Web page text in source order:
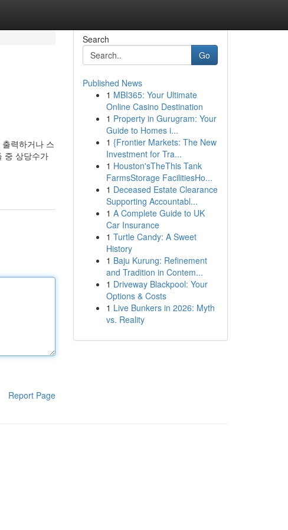
력하거나 스
중 상당수가
Report Page
Search
Go
Published News
1 MBI365: Your Ultimate
Online Casino Destination
1 Property in Gurugram: Your
Guide to Homes i...
1 {Frontier Markets: The New
Investment for Tra...
1 Houston'sTheThis Tank
FarmsStorage FacilitiesHo...
1 Deceased Estate Clearance
Supporting Accountabl...
1 A Complete Guide to UK
Car Insurance
1 Turtle Candy: A Sweet
History
1 Baju Kurung: Refinement
and Tradition in Contem...
1 Driveway Blackpool: Your
Options & Costs
1 Live Bunkers in 2026: Myth
vs. Reality